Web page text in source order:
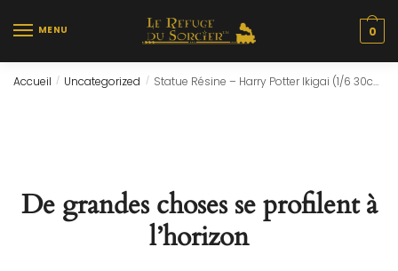
MENU 0
Accueil / Uncategorized / Statue Résine – Harry Potter Ikigai (1/6 30cm) By Tsume
De grandes choses se profilent à
l’horizon